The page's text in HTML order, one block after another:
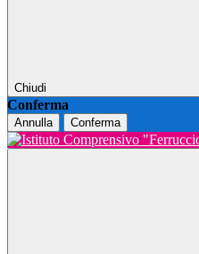
Chiudi
Conferma
Annulla Conferma